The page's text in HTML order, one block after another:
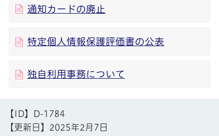
通知カードの廃止
特定個人情報保護評価書の公表
独自利用事務について
【ID】
D-1784
【更新日】 2025年2月7日